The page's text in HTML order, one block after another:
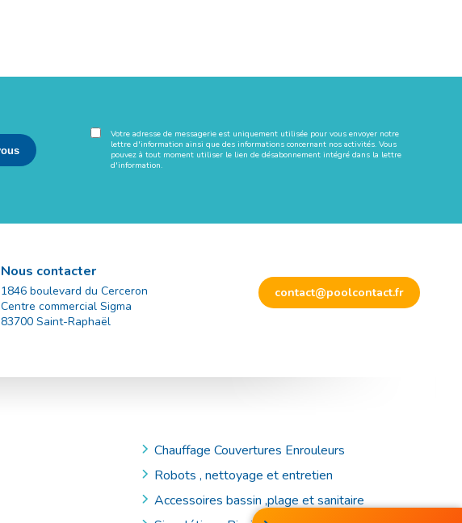
Votre adresse de messagerie est uniquement utilisée pour vous envoyer notre
lettre d'information ainsi que des informations concernant nos activités. Vous
pouvez à tout moment utiliser le lien de désabonnement intégré dans la lettre
d'information.
Nous contacter
1846 boulevard du Cerceron
Centre commercial Sigma
83700 Saint-Raphaël
contact@poolcontact.fr
Chauffage Couvertures Enrouleurs
Robots , nettoyage et entretien
Accessoires bassin ,plage et sanitaire